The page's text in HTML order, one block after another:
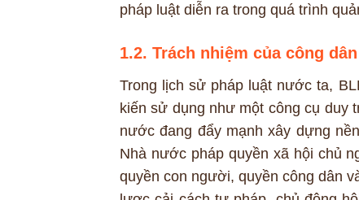
pháp luật diễn ra trong quá trình
1.2. Trách nhiệm của công
Trong lịch sử pháp luật nước ta,
kiến sử dụng như một công cụ duy
nước đang đẩy mạnh xây dựng
Nhà nước pháp quyền xã hội chủ
quyền con người, quyền công dân